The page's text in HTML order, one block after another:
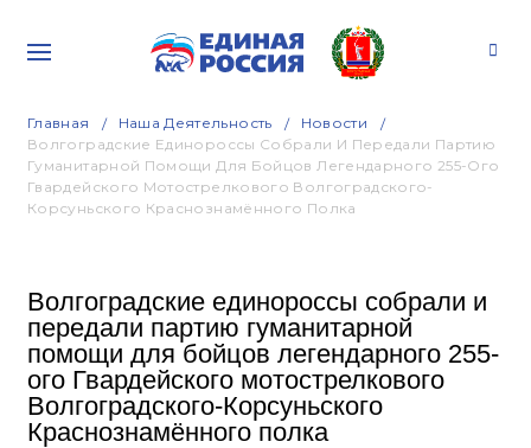
Главная Наша Деятельность
Новости
Волгоградские Единороссы Собрали И Передали Партию
Гуманитарной Помощи Для Бойцов Легендарного 255-Ого
Гвардейского Мотострелкового Волгоградского-
Корсуньского Краснознамённого Полка
Волгоградские единороссы собрали и
передали партию гуманитарной
помощи для бойцов легендарного 255-
ого Гвардейского мотострелкового
Волгоградского-Корсуньского
Краснознамённого полка